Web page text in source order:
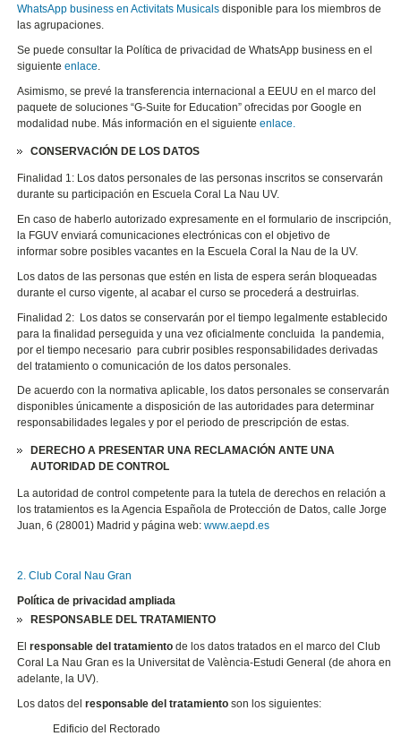
WhatsApp business en Activitats Musicalsdisponible para los miembros de
las agrupaciones.
Se puede consultar la Política de privacidad de WhatsApp business en el
siguienteenlace
Asimismo, se prevé la transferencia internacional a EEUU en el marco del
paquete de soluciones “G-Suite for Education” ofrecidas por Google en
modalidad nube. Más información en el siguienteenlace.
CONSERVACIÓN DE LOS DATOS
Finalidad 1: Los datos personales de las personas inscritos se conservarán
durante su participación en Escuela Coral La Nau UV.
En caso de haberlo autorizado expresamente en el formulario de inscripción,
la FGUV enviará comunicaciones electrónicas con el objetivo de
informar sobre posibles vacantes en la Escuela Coral la Nau de la UV.
Los datos de las personas que estén en lista de espera serán bloqueadas
durante el curso vigente, al acabar el curso se procederá a destruirlas.
Finalidad 2: Los datos se conservarán por el tiempo legalmente establecido
para la finalidad perseguida y una vez oficialmente concluida la pandemia,
por el tiempo necesario para cubrir posibles responsabilidades derivadas
del tratamiento o comunicación de los datos personales.
De acuerdo con la normativa aplicable, los datos personales se conservarán
disponibles únicamente a disposición de las autoridades para determinar
responsabilidades legales y por el periodo de prescripción de estas.
DERECHO A PRESENTAR UNA RECLAMACIÓN ANTE UNA
AUTORIDAD DE CONTROL
La autoridad de control competente para la tutela de derechos en relación a
los tratamientos es la Agencia Española de Protección de Datos, calle Jorge
Juan, 6 (28001) Madrid y página web:www.aepd.es
2. Club Coral Nau Gran
Política de privacidad ampliada
RESPONSABLE DEL TRATAMIENTO
Elresponsable del tratamientode los datos tratados en el marco del Club
Coral La Nau Gran es la Universitat de València-Estudi General (de ahora en
adelante, la UV).
Los datos delresponsable del tratamientoson los siguientes:
Edificio del Rectorado